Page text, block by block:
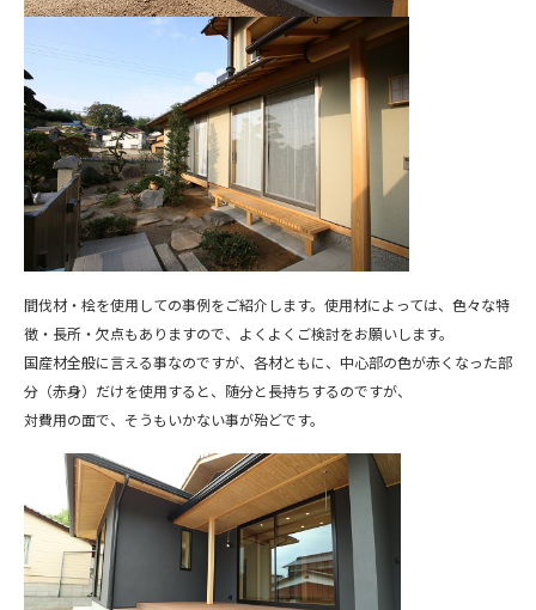
間伐材・桧を使用しての事例をご紹介します。使用材によっては、色々な特
徴・長所・欠点もありますので、よくよくご検討をお願いします。
国産材全般に言える事なのですが、各材ともに、中心部の色が赤くなった部
分（赤身）だけを使用すると、随分と長持ちするのですが、
対費用の面で、そうもいかない事が殆どです。